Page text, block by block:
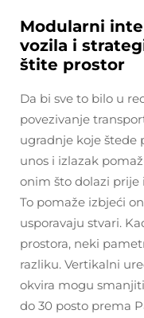
Modularni
vozila i
štite prostor
Da bi sve to bilo u
povezivanje
ugradnje koje štede
unos i izlazak
onim što dolazi prije
To pomaže izbjeći
usporavaju stvari.
prostora, neki
razliku. Vertikalni
okvira mogu
do 30 posto prema